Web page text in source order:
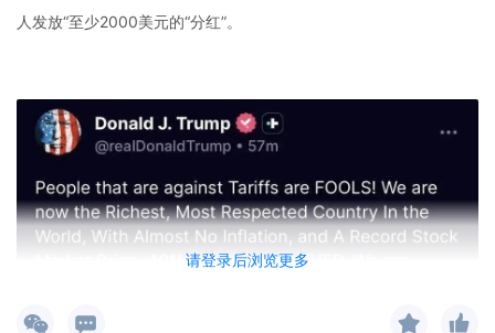
请登录后浏览更多
人发放“至少2000美元的“分红”。